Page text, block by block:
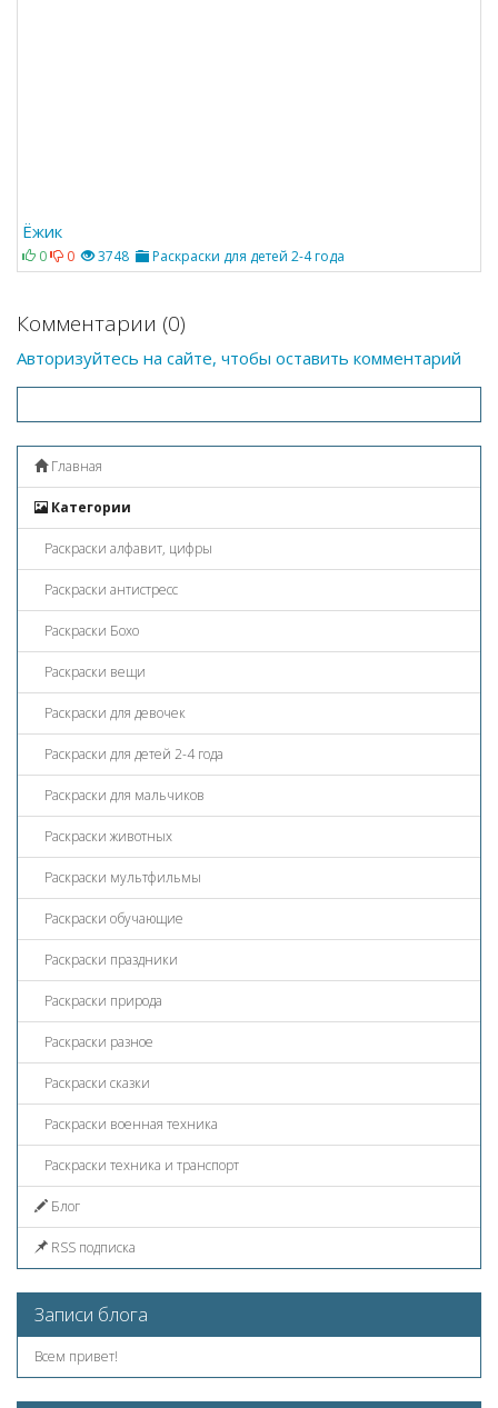
Ёжик
0 0 3748 Раскраски для детей 2-4 года
Комментарии (0)
Авторизуйтесь на сайте, чтобы оставить комментарий
Главная
Категории
Раскраски алфавит, цифры
Раскраски антистресс
Раскраски Бохо
Раскраски вещи
Раскраски для девочек
Раскраски для детей 2-4 года
Раскраски для мальчиков
Раскраски животных
Раскраски мультфильмы
Раскраски обучающие
Раскраски праздники
Раскраски природа
Раскраски разное
Раскраски сказки
Раскраски военная техника
Раскраски техника и транспорт
Блог
RSS подписка
Записи блога
Всем привет!